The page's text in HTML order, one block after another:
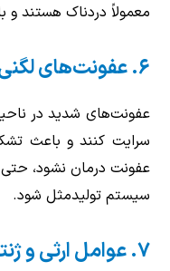
معمولاً دردناک هستند و
۶.عفونت‌های
عفونت‌های شدید در
سرایت کنند و باعث
عفونت درمان نشود،
سیستم تولیدمثل شود.
۷. عوامل ارثی و ژنتیکی